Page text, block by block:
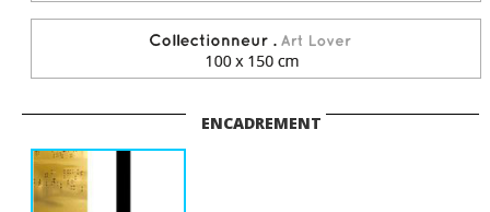
ENCADREMENT